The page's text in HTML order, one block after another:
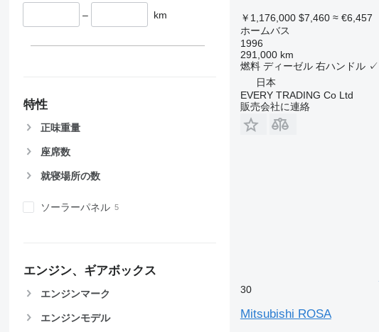
– km
特性
正味重量
座席数
就寝場所の数
ソーラーパネル
エンジン、ギアボックス
エンジンマーク
エンジンモデル
￥1,176,000 $7,460 ≈ €6,457
ホームバス
1996
291,000 km
燃料 ディーゼル 右ハンドル ✓
日本
EVERY TRADING Co Ltd
販売会社に連絡
30
Mitsubishi ROSA